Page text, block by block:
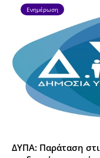
Ενημέρωση
ΔΥΠΑ: Παράταση